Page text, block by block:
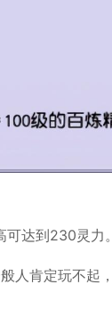
达到230灵力。
人肯定玩不起